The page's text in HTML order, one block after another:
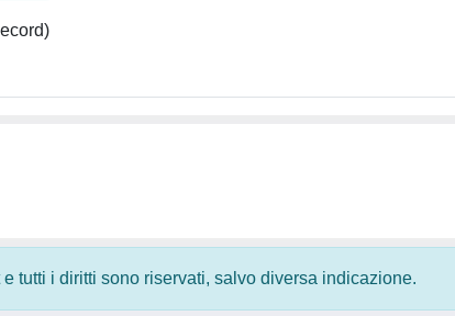
tutti i diritti sono riservati, salvo diversa indicazione.